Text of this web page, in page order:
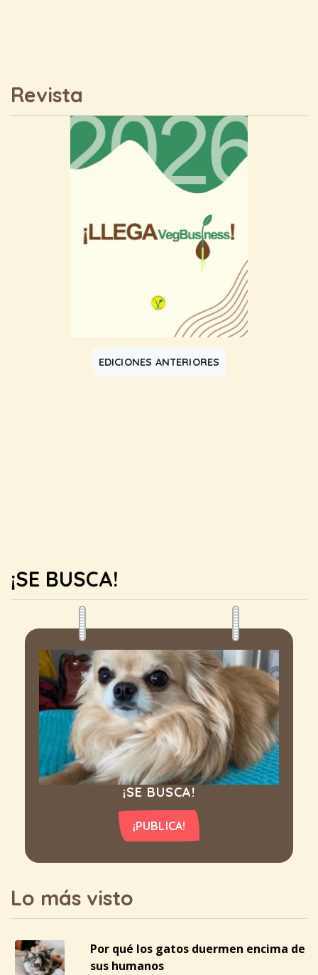
Revista
EDICIONES ANTERIORES
¡SE BUSCA!
¡SE BUSCA!
¡PUBLICA!
Lo más visto
Por qué los gatos duermen encima de
sus humanos